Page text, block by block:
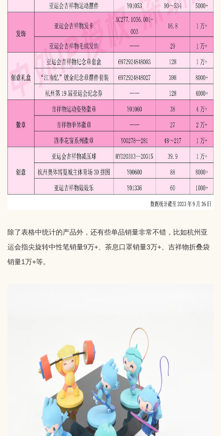
除了表格中统计的产品外，还有些单品销量非常不错，比如杭州亚
运会指尖旋转中性笔销量9万+、茶息口罩销量3万+、吉祥物折叠袋
销量1万+等。